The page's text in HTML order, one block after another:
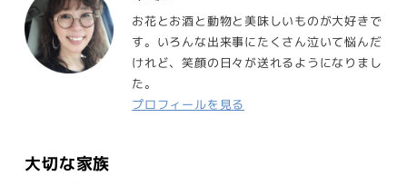
お花とお酒と動物と美味しいものが大好きで
す。いろんな出来事にたくさん泣いて悩んだ
けれど、笑顔の日々が送れるようになりまし
た。
プロフィールを見る
大切な家族